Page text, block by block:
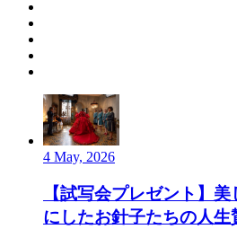
4 May, 2026
【試写会プレゼント】
にしたお針子たちの人